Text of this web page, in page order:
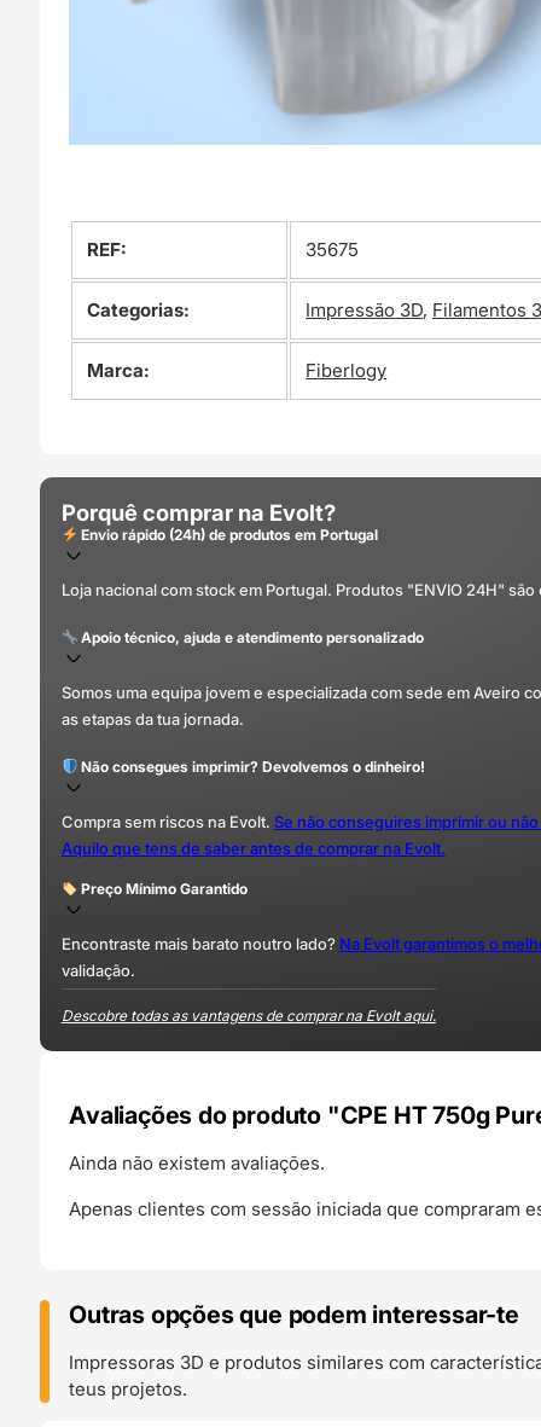
REF: 35675
Categorias: Impressão 3D, Filamentos
Marca: Fiberlogy
Porquê comprar na Evolt?
Envio rápido (24h) de produtos em Portugal
Loja nacional com stock em Portugal. Produtos "ENVIO 24H"
Apoio técnico, ajuda e atendimento personalizado
Somos uma equipa jovem e especializada com sede em Aveiro
as etapas da tua jornada.
Não consegues imprimir? Devolvemos o dinheiro!
Compra sem riscos na Evolt. Se não conseguires imprimir ou
Aquilo que tens de saber antes de comprar na Evolt.
Preço Mínimo Garantido
Encontraste mais barato noutro lado? Na Evolt garantimos o
validação.
Descobre todas as vantagens de comprar na Evolt aqui.
Avaliações do produto "CPE HT 750g
Ainda não existem avaliações.
Apenas clientes com sessão iniciada que compraram
Outras opções que podem interessar-te
Impressoras 3D e produtos similares com
teus projetos.